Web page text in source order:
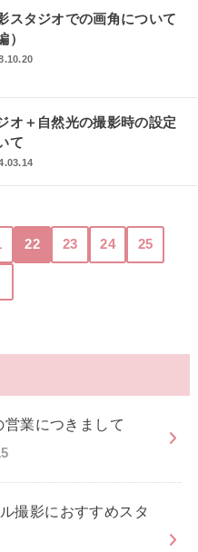
スタジオでの画角について
）
オ＋自然光の撮影時の設定
て
22 23 24 25
業につきまして
撮影におすすめスタ